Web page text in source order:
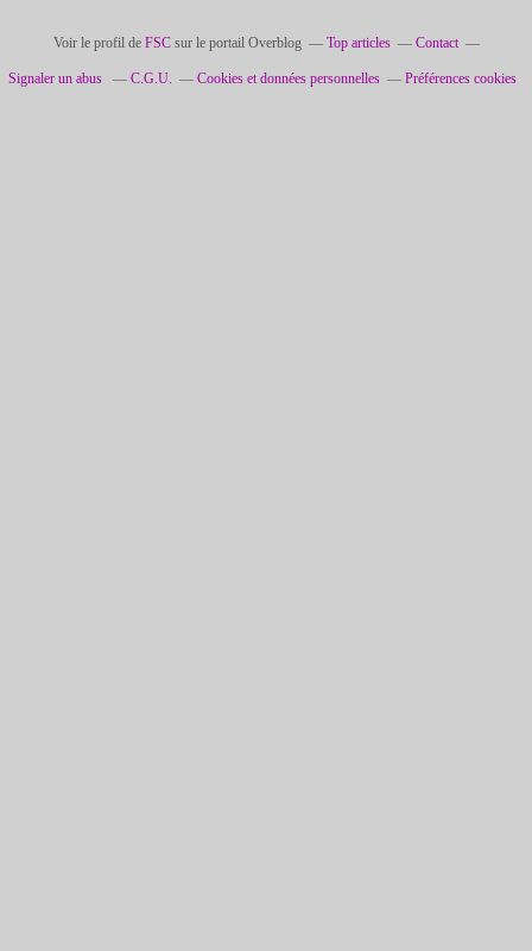
Voir le profil de FSCsur le portail Overblog Top articles Contact
Signaler un abus C.G.U. Cookies et données personnelles Préférences cookies